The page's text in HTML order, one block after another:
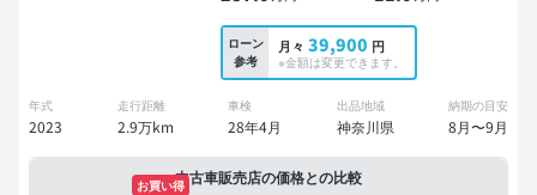
ローン
参考
月々 39,900 円
※金額は変更できます。
年式
2023
走行距離
2.9万km
車検
28年4月
出品地域
神奈川県
納期の目安
8月〜9月
中古車販売店の価格との比較
お買い得